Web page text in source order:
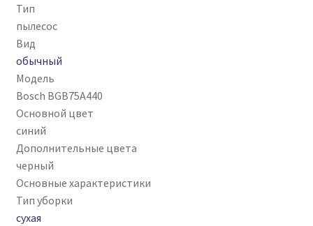
Тип
пылесос
Вид
обычный
Модель
Bosch BGB75A440
Основной цвет
синий
Дополнительные цвета
черный
Основные характеристики
Тип уборки
сухая